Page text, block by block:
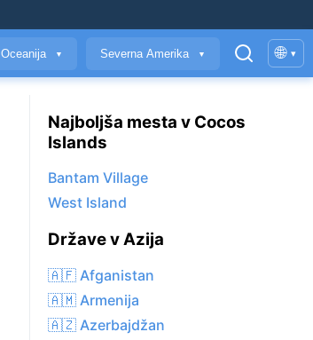
Oceanija ▼ Severna Amerika ▼ 🌐 ▾
Najboljša mesta v Cocos
Islands
Bantam Village
West Island
Države v Azija
🇦🇫 Afganistan
🇦🇲 Armenija
🇦🇿 Azerbajdžan